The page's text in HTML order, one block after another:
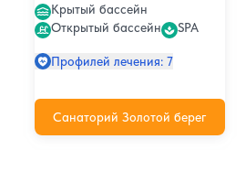
Крытый бассейн
Открытый бассейн
SPA
Профилей лечения: 7
Санаторий Золотой берег